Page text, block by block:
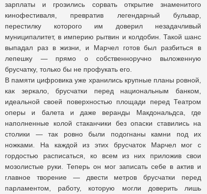
зарплаты и грозились сорвать открытие знаменитого
кинофестиваля, превратив легендарный бульвар,
перестилку которого им доверил незадачливый
муниципалитет, в империю рытвин и колдобин. Такой шанс
выпадал раз в жизни, и Марчел готов был разбиться в
лепешку — прямо о собственноручно выложенную
брусчатку, только бы не профукать его.
В памяти цифровика уже хранились крупные планы ровной,
как зеркало, брусчатки перед национальным банком,
идеальной своей поверхностью площади перед Театром
оперы и балета и даже веранды Макдональдса, где
наполненные колой стаканчики без опаски ставились на
столики — так ровно были подогнаны камни под их
ножками. На каждой из этих брусчаток Марчел мог с
гордостью расписаться, ко всем из них приложив свои
мозолистые руки. Теперь он мог записать себе в актив и
главное творение — двести метров брусчатки перед
парламентом, работу, которую могли доверить лишь